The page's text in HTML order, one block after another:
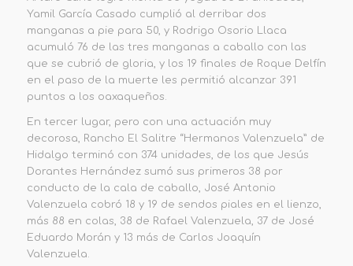
Yamil García Casado cumplió al derribar dos
manganas a pie para 50, y Rodrigo Osorio Llaca
acumuló 76 de las tres manganas a caballo con las
que se cubrió de gloria, y los 19 finales de Roque Delfín
en el paso de la muerte les permitió alcanzar 391
puntos a los oaxaqueños.
En tercer lugar, pero con una actuación muy
decorosa, Rancho El Salitre “Hermanos Valenzuela” de
Hidalgo terminó con 374 unidades, de los que Jesús
Dorantes Hernández sumó sus primeros 38 por
conducto de la cala de caballo, José Antonio
Valenzuela cobró 18 y 19 de sendos piales en el lienzo,
más 88 en colas, 38 de Rafael Valenzuela, 37 de José
Eduardo Morán y 13 más de Carlos Joaquín
Valenzuela.